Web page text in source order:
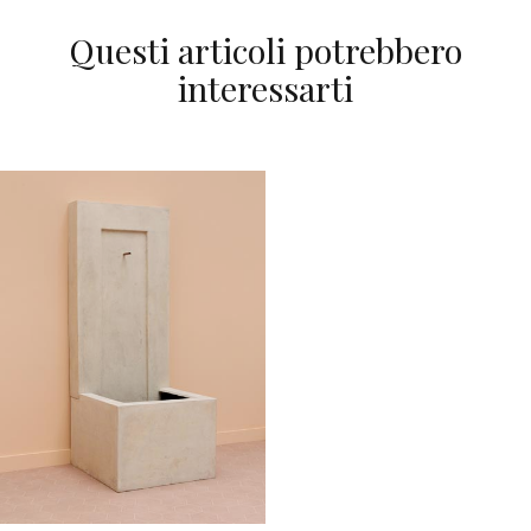
Questi articoli potrebbero
interessarti